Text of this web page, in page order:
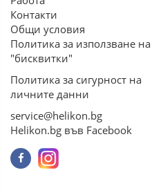
Контакти
Общи условия
Политика за използване на
"бисквитки"
Политика за сигурност на
личните данни
service@helikon.bg
Helikon.bg във Facebook